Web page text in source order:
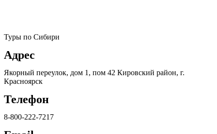
Туры по Сибири
Адрес
Якорный переулок, дом 1, пом 42 Кировский район, г.
Красноярск
Телефон
8-800-222-7217